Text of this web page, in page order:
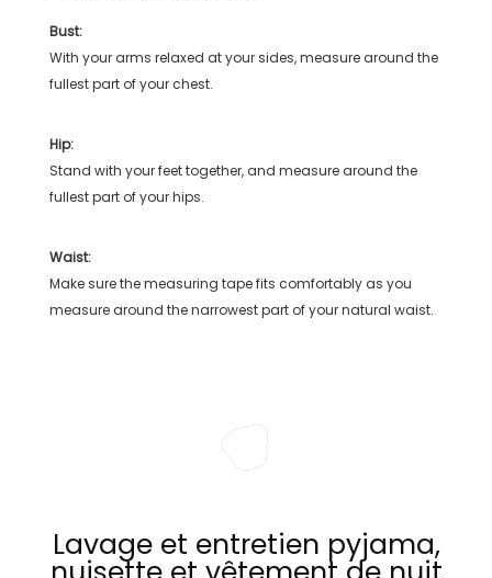
Bust:
With your arms relaxed at your sides, measure around the
fullest part of your chest.
Hip:
Stand with your feet together, and measure around the
fullest part of your hips.
Waist:
Make sure the measuring tape fits comfortably as you
measure around the narrowest part of your natural waist.
Lavage et entretien pyjama,